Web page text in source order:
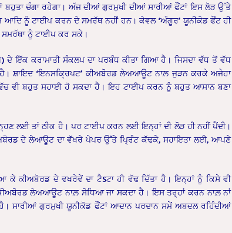
ਬਹੁਤਾ ਚੰਗਾ ਰਹੇਗਾ। ਅੱਜ ਦੀਆਂ ਗੁਰਮੁਖੀ ਦੀਆਂ ਸਾਰੀਆਂ ਫੌਂਟਾਂ ਇਸ ਲੋੜ ਉੱਤੇ
ਆਦਿ ਨੂੰ ਟਾਈਪ ਕਰਨ ਦੇ ਸਮਰੱਥ ਨਹੀਂ ਹਨ। ਕੇਵਲ ‘ਅੰਗੂਰ’ ਯੂਨੀਕੋਡ ਫੌਂਟ ਹੀ
ਨੂੰ ਟਾਈਪ ਕਰ ਸਕੇ।
ਇੱਕ ਕਰਾਮਾਤੀ ਸੰਕਲਪ ਦਾ ਪਰਬੰਧ ਕੀਤਾ ਗਿਆ ਹੈ। ਜਿਸਦਾ ਵੱਧ ਤੋਂ ਵੱਧ
ਸ਼ਾਇਦ ‘ਇਨਸਕ੍ਰਿਪਟ’ ਕੀਅਬੋਰਡ ਲੇਅਆਊਟ ਨਾਲ਼ ਜੁੜਨ ਕਰਕੇ ਅਜੇਹਾ
ਵੀ ਬਹੁਤ ਸਹਾਈ ਹੋ ਸਕਦਾ ਹੈ। ਇਹ ਟਾਈਪ ਕਰਨ ਨੂੰ ਬਹੁਤ ਆਸਾਨ ਬਣਾ
ਲਈ ਤਾਂ ਠੀਕ ਹੈ। ਪਰ ਟਾਈਪ ਕਰਨ ਲਈ ਇਨ੍ਹਾਂ ਦੀ ਲੋੜ ਹੀ ਨਹੀਂ ਪੈਂਦੀ।
ਦੇ ਲੇਆਊਟ ਦਾ ਵੱਖਰੇ ਪੇਪਰ ਉੱਤੇ ਪ੍ਰਿੰਟ ਕੱਢਕੇ, ਸਹਾਇਤਾ ਲਈ, ਆਪਣੇ
ਕੇ ਕੀਅਬੋਰਡ ਦੇ ਵਖਰੇਵੇਂ ਦਾ ਟੈSਟਾ ਹੀ ਵੱਢ ਦਿੱਤਾ ਹੈ। ਇਨ੍ਹਾਂ ਨੂੰ ਕਿਸੇ ਵੀ
ਲੇਅਆਊਟ ਨਾਲ਼ ਸੋਧਿਆ ਜਾ ਸਕਦਾ ਹੈ। ਇਸ ਤਰ੍ਹਾਂ ਕਰਨ ਨਾਲ਼ ਨਾਂ
ਸਾਰੀਆਂ ਗੁਰਮੁਖੀ ਯੂਨੀਕੋਡ ਫੌਂਟਾਂ ਆਦਾਨ ਪਰਦਾਨ ਸਮੇਂ ਅਬਦਲ ਰਹਿੰਦੀਆਂ